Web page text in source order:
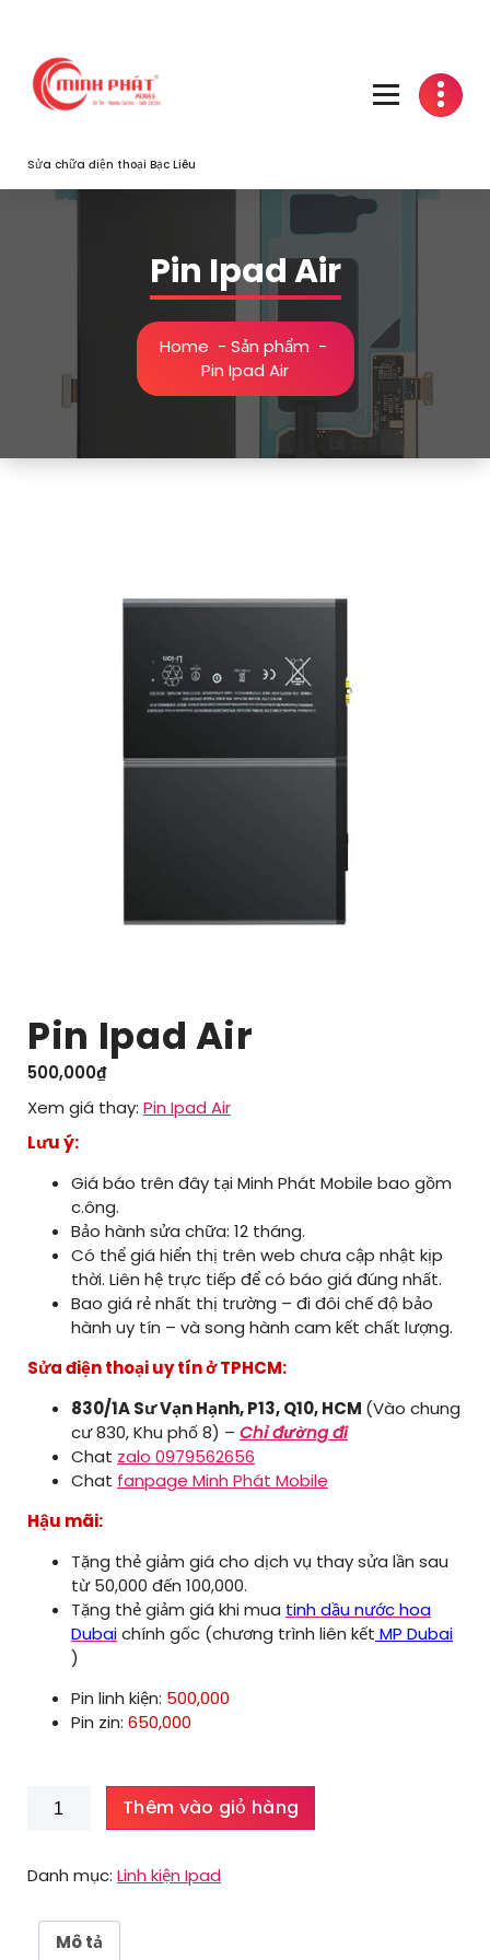
content
Sửa chữa điện thoại Bạc Liêu
Pin Ipad Air
Home - Sản phẩm -
Pin Ipad Air
Pin Ipad Air
500,000₫
Xem giá thay: Pin Ipad Air
Lưu ý:
Giá báo trên đây tại Minh Phát Mobile bao gồm
c.ông.
Bảo hành sửa chữa: 12 tháng.
Có thể giá hiển thị trên web chưa cập nhật kịp
thời. Liên hệ trực tiếp để có báo giá đúng nhất.
Bao giá rẻ nhất thị trường – đi đôi chế độ bảo
hành uy tín – và song hành cam kết chất lượng.
Sửa điện thoại uy tín ở TPHCM:
830/1A Sư Vạn Hạnh, P13, Q10, HCM (Vào chung
cư 830, Khu phố 8) – Chỉ đường đi
Chat zalo 0979562656
Chat fanpage Minh Phát Mobile
Hậu mãi:
Tặng thẻ giảm giá cho dịch vụ thay sửa lần sau
từ 50,000 đến 100,000.
Tặng thẻ giảm giá khi mua tinh dầu nước hoa
Dubaichính gốc (chương trình liên kết MP Dubai
)
Pin linh kiện: 500,000
Pin zin: 650,000
Ipad
số
Thêm vào giỏ hàng
Danh mục: Linh kiện Ipad
Mô tả